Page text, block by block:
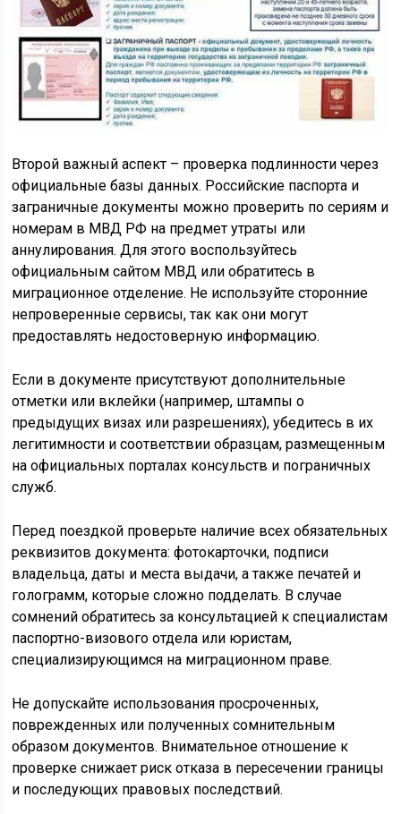
Второй важный аспект – проверка подлинности через
официальные базы данных. Российские паспорта и
заграничные документы можно проверить по сериям и
номерам в МВД РФ на предмет утраты или
аннулирования. Для этого воспользуйтесь
официальным сайтом МВД или обратитесь в
миграционное отделение. Не используйте сторонние
непроверенные сервисы, так как они могут
предоставлять недостоверную информацию.
Если в документе присутствуют дополнительные
отметки или вклейки (например, штампы о
предыдущих визах или разрешениях), убедитесь в их
легитимности и соответствии образцам, размещенным
на официальных порталах консульств и пограничных
служб.
Перед поездкой проверьте наличие всех обязательных
реквизитов документа: фотокарточки, подписи
владельца, даты и места выдачи, а также печатей и
голограмм, которые сложно подделать. В случае
сомнений обратитесь за консультацией к специалистам
паспортно-визового отдела или юристам,
специализирующимся на миграционном праве.
Не допускайте использования просроченных,
поврежденных или полученных сомнительным
образом документов. Внимательное отношение к
проверке снижает риск отказа в пересечении границы
и последующих правовых последствий.